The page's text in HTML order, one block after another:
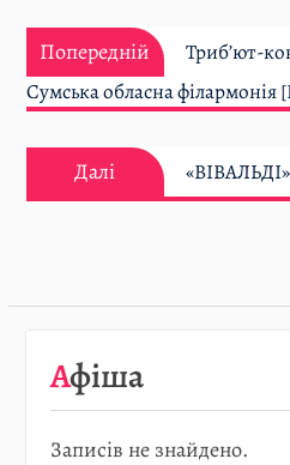
Навігація
записів
Попередній Попередній:
Триб’ют-
Сумська обласна філармонія
Далі Далі:
«ВІВАЛЬДІ»
Афіша
Записів не знайдено.